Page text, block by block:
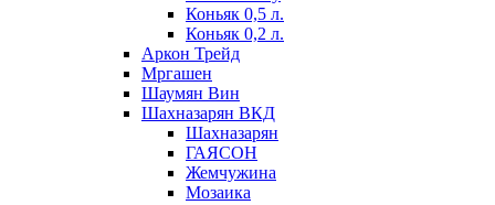
Коньяк 0,5 л.
Коньяк 0,2 л.
Аркон Трейд
Мргашен
Шаумян Вин
Шахназарян ВКД
Шахназарян
ГАЯСОН
Жемчужина
Мозаика